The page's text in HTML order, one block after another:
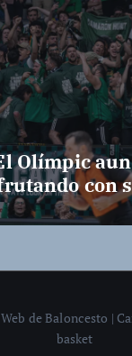
Olímpic
con
de Baloncesto |
basket